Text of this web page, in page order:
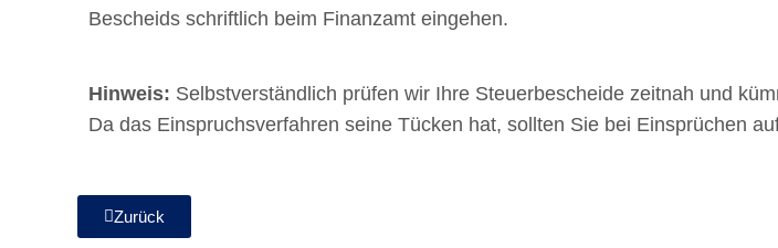
Bescheids schriftlich beim Finanzamt eingehen.
Hinweis: Selbstverständlich prüfen wir Ihre Steuerbescheide zeitnah und
Da das Einspruchsverfahren seine Tücken hat, sollten Sie bei Einsprüchen
Zurück